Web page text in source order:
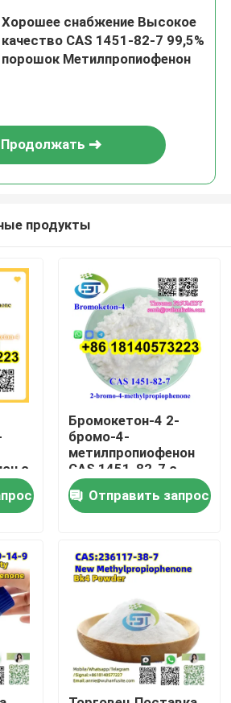
Хорошее снабжение Высокое
качество CAS 1451-82-7 99,5%
порошок Метилпропиофенон
Продолжать
продукты
с
Бромокетон-4 2-
бромо-4-
метилпропиофенон
CAS 1451-82-7 с
высокой чистотой
Отправить запрос